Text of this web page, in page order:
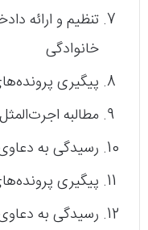
تنظیم و ارائه
خانوادگی
پیگیری
مطالبه
رسیدگی به
پیگیری
رسیدگی به